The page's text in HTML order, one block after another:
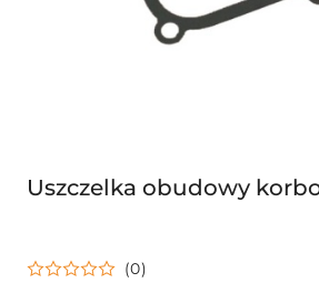
Uszczelka obudowy
(0)